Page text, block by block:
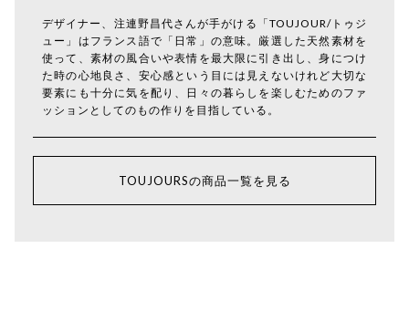
デザイナー、注連野昌代さんが手がける「TOUJOUR/トゥジ
ュー」はフランス語で「日常」の意味。厳選した天然素材を
使って、素材の風合いや表情を最大限に引き出し、身につけ
た時の心地良さ、安心感という目には見えないけれど大切な
要素にも十分に気を配り、日々の暮らしを楽しむためのファ
ッションとしてのもの作りを目指している。
TOUJOURSの商品一覧を見る